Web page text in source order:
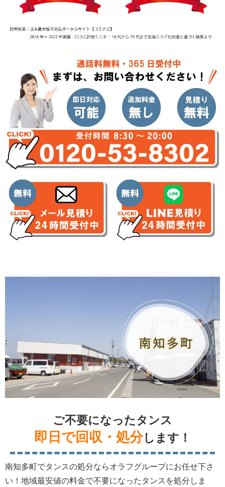
ご不要になったタンス
即日で回収・処分します！
南知多町でタンスの処分ならオラフグループにお任せ下さ
い！地域最安値の料金で不要になったタンスを処分しま